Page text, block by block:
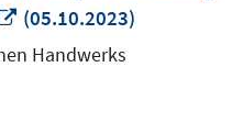
In
neuem
Fenster
(05.10.2023)
Handwerks